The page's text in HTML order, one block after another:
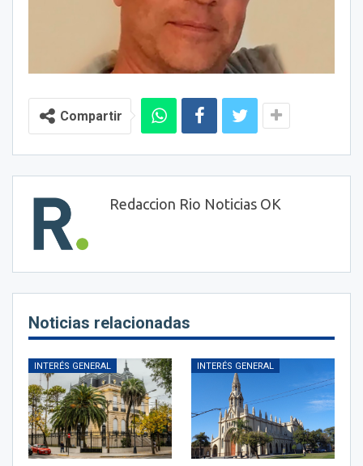
Compartir
Redaccion Rio Noticias OK
Noticias relacionadas
INTERÉS GENERAL INTERÉS GENERAL